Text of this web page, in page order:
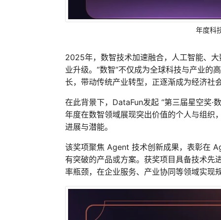
年度科
2025年，数智技术加速融合，人工智能、
业升级。“数智”不仅成为全球科技与产业的
长，带动传统产业转型，正逐渐成为经济社
在此背景下，DataFun发起 “第三届星空奖·
年度在数智领域展现突出价值的个人与组织
进展与潜能。
该奖项聚焦 Agent 技术创新成果，表彰在
有突破的产品或方案。获奖项目具备技术先
率瓶颈，在企业服务、产业协同等领域实现